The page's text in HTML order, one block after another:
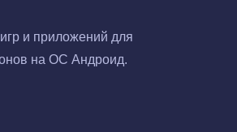
и приложений для
на ОС Андроид.